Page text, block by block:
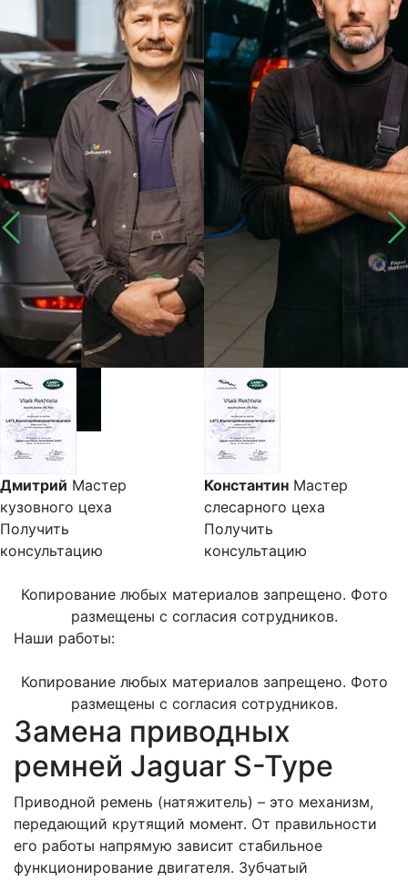
Дмитрий Мастер
кузовного цеха
Получить
консультацию
Константин Мастер
слесарного цеха
Получить
консультацию
Копирование любых материалов запрещено. Фото
размещены с согласия сотрудников.
Наши работы:
Копирование любых материалов запрещено. Фото
размещены с согласия сотрудников.
Замена приводных
ремней Jaguar S-Type
Приводной ремень (натяжитель) – это механизм,
передающий крутящий момент. От правильности
его работы напрямую зависит стабильное
функционирование двигателя. Зубчатый